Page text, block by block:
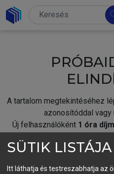
A tartalom megtekintéséhez
azonosítóddal vagy
Új felhasználóként 1 óra
fiókoddal,vagy
SÜTIK LISTÁJA
Itt láthatja és testreszabhatja az